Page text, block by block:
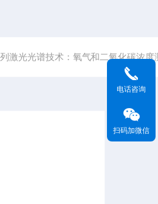
激光光谱技术：氧气和二氧化碳浓度
电话咨询
扫码加微信